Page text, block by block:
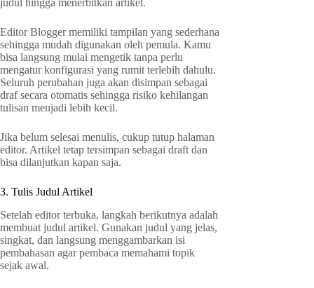
judul hingga menerbitkan artikel.
Editor Blogger memiliki tampilan yang sederhana
sehingga mudah digunakan oleh pemula. Kamu
bisa langsung mulai mengetik tanpa perlu
mengatur konfigurasi yang rumit terlebih dahulu.
Seluruh perubahan juga akan disimpan sebagai
draf secara otomatis sehingga risiko kehilangan
tulisan menjadi lebih kecil.
Jika belum selesai menulis, cukup tutup halaman
editor. Artikel tetap tersimpan sebagai draft dan
bisa dilanjutkan kapan saja.
3. Tulis Judul Artikel
Setelah editor terbuka, langkah berikutnya adalah
membuat judul artikel. Gunakan judul yang jelas,
singkat, dan langsung menggambarkan isi
pembahasan agar pembaca memahami topik
sejak awal.